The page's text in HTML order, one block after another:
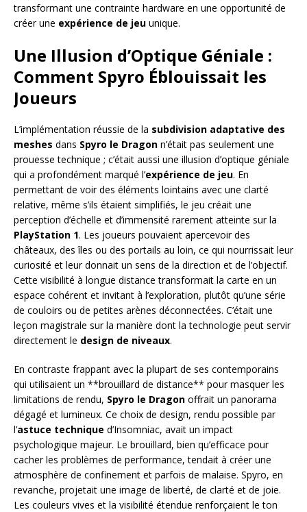
transformant une contrainte hardware en une opportunité de
créer une expérience de jeu unique.
Une Illusion d’Optique Géniale :
Comment Spyro Éblouissait les
Joueurs
L’implémentation réussie de la subdivision adaptative des
meshes dans Spyro le Dragon n’était pas seulement une
prouesse technique ; c’était aussi une illusion d’optique géniale
qui a profondément marqué l’expérience de jeu. En
permettant de voir des éléments lointains avec une clarté
relative, même s’ils étaient simplifiés, le jeu créait une
perception d’échelle et d’immensité rarement atteinte sur la
PlayStation 1. Les joueurs pouvaient apercevoir des
châteaux, des îles ou des portails au loin, ce qui nourrissait leur
curiosité et leur donnait un sens de la direction et de l’objectif.
Cette visibilité à longue distance transformait la carte en un
espace cohérent et invitant à l’exploration, plutôt qu’une série
de couloirs ou de petites arènes déconnectées. C’était une
leçon magistrale sur la manière dont la technologie peut servir
directement le design de niveaux.
En contraste frappant avec la plupart de ses contemporains
qui utilisaient un **brouillard de distance** pour masquer les
limitations de rendu, Spyro le Dragon offrait un panorama
dégagé et lumineux. Ce choix de design, rendu possible par
l’astuce technique d’Insomniac, avait un impact
psychologique majeur. Le brouillard, bien qu’efficace pour
cacher les problèmes de performance, tendait à créer une
atmosphère de confinement et parfois de malaise. Spyro, en
revanche, projetait une image de liberté, de clarté et de joie.
Les couleurs vives et la visibilité étendue renforçaient le ton